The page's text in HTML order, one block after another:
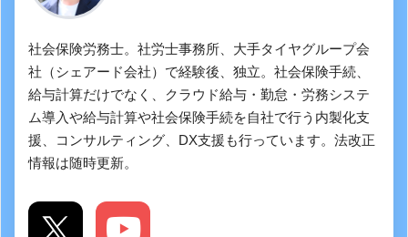
社会保険労務士。社労士事務所、大手タイヤグループ会
社（シェアード会社）で経験後、独立。社会保険手続、
給与計算だけでなく、クラウド給与・勤怠・労務システ
ム導入や給与計算や社会保険手続を自社で行う内製化支
援、コンサルティング、DX支援も行っています。法改正
情報は随時更新。